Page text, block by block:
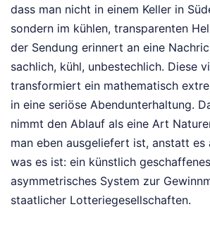
dass man nicht in einem Keller in
sondern im kühlen, transparenten
der Sendung erinnert an eine
sachlich, kühl, unbestechlich. Diese
transformiert ein mathematisch
in eine seriöse Abendunterhaltung.
nimmt den Ablauf als eine Art
man eben ausgeliefert ist, anstatt es
was es ist: ein künstlich
asymmetrisches System zur
staatlicher Lotteriegesellschaften.